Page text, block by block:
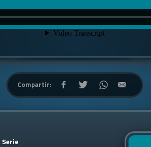
Compartir:
Serie